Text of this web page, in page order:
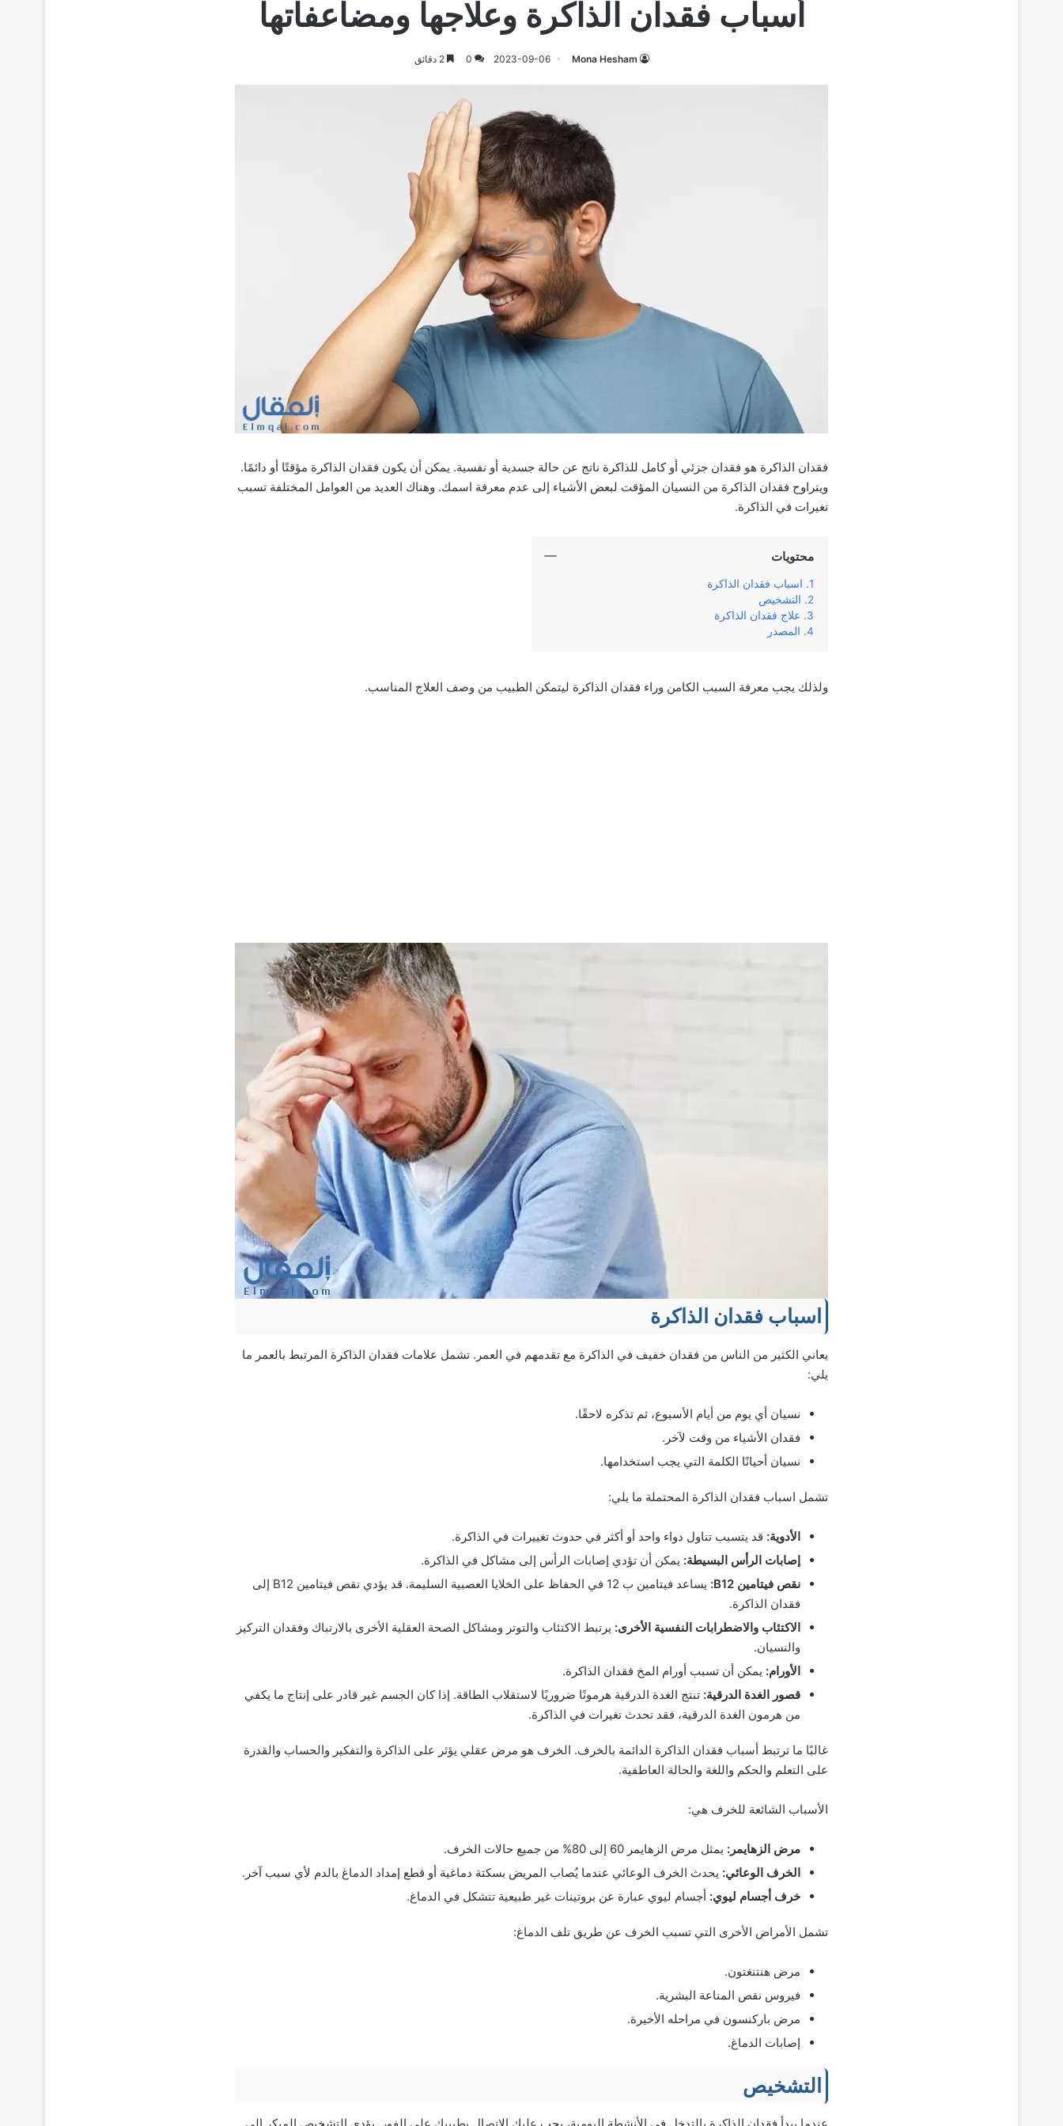
أسباب فقدان الذاكرة وعلاجها ومضاعفاتها
Mona Hesham
2023-09-06
0 2 دقائق
فقدان الذاكرة هو فقدان جزئي أو كامل للذاكرة ناتج عن حالة جسدية أو نفسية. يمكن أن يكون فقدان الذاكرة مؤقتًا أو دائمًا.
ويتراوح فقدان الذاكرة من النسيان المؤقت لبعض الأشياء إلى عدم معرفة اسمك. وهناك العديد من العوامل المختلفة تسبب
تغيرات في الذاكرة.
محتويات
اسباب فقدان الذاكرة
التشخيص
علاج فقدان الذاكرة
المصدر
ولذلك يجب معرفة السبب الكامن وراء فقدان الذاكرة ليتمكن الطبيب من وصف العلاج المناسب.
اسباب فقدان الذاكرة
يعاني الكثير من الناس من فقدان خفيف في الذاكرة مع تقدمهم في العمر. تشمل علامات فقدان الذاكرة المرتبط بالعمر ما
يلي:
نسيان أي يوم من أيام الأسبوع، ثم تذكره لاحقًا.
فقدان الأشياء من وقت لآخر.
نسيان أحيانًا الكلمة التي يجب استخدامها.
تشمل اسباب فقدان الذاكرة المحتملة ما يلي:
الأدوية: قد يتسبب تناول دواء واحد أو أكثر في حدوث تغييرات في الذاكرة.
إصابات الرأس البسيطة: يمكن أن تؤدي إصابات الرأس إلى مشاكل في الذاكرة.
نقص فيتامين B12:
يساعد فيتامين ب 12 في الحفاظ على الخلايا العصبية السليمة. قد يؤدي نقص فيتامين B12 إلى
فقدان الذاكرة.
الاكتئاب والاضطرابات النفسية الأخرى: يرتبط الاكتئاب والتوتر ومشاكل الصحة العقلية الأخرى بالارتباك وفقدان التركيز
والنسيان.
الأورام: يمكن أن تسبب أورام المخ فقدان الذاكرة.
قصور الغدة الدرقية: تنتج الغدة الدرقية هرمونًا ضروريًا لاستقلاب الطاقة. إذا كان الجسم غير قادر على إنتاج ما يكفي
من هرمون الغدة الدرقية، فقد تحدث تغيرات في الذاكرة.
غالبًا ما ترتبط أسباب فقدان الذاكرة الدائمة بالخرف. الخرف هو مرض عقلي يؤثر على الذاكرة والتفكير والحساب والقدرة
على التعلم والحكم واللغة والحالة العاطفية.
الأسباب الشائعة للخرف هي:
مرض الزهايمر: يمثل مرض الزهايمر 60 إلى 80% من جميع حالات الخرف.
الخرف الوعائي: يحدث الخرف الوعائي عندما يُصاب المريض بسكتة دماغية أو قطع إمداد الدماغ بالدم لأي سبب آخر.
خرف أجسام ليوي: أجسام ليوي عبارة عن بروتينات غير طبيعية تتشكل في الدماغ.
تشمل الأمراض الأخرى التي تسبب الخرف عن طريق تلف الدماغ:
مرض هنتنغتون.
فيروس نقص المناعة البشرية.
مرض باركنسون في مراحله الأخيرة.
إصابات الدماغ.
التشخيص